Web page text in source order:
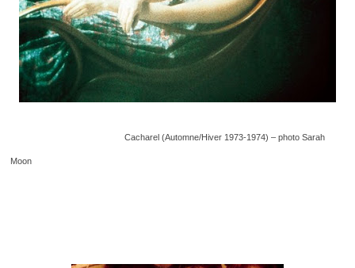
Cacharel (Automne/Hiver 1973-1974) – photo Sarah
Moon